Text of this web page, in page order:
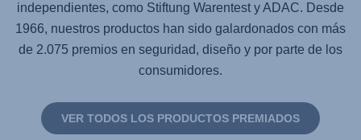
independientes, como Stiftung Warentest y ADAC. Desde
1966, nuestros productos han sido galardonados con más
de 2.075 premios en seguridad, diseño y por parte de los
consumidores.
VER TODOS LOS PRODUCTOS PREMIADOS